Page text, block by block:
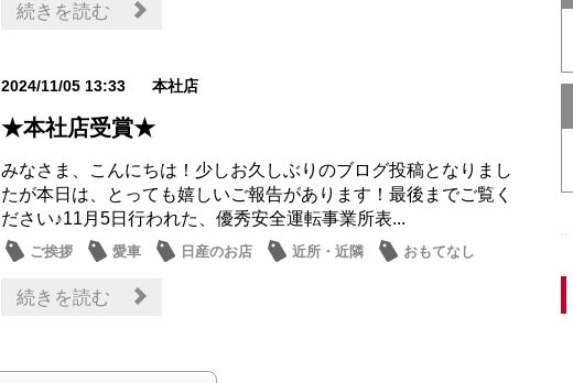
続きを読む
2024/11/05 13:33 本社店
★本社店受賞★
みなさま、こんにちは！少しお久しぶりのブログ投稿となりまし
たが本日は、とっても嬉しいご報告があります！最後までご覧く
ださい♪11月5日行われた、優秀安全運転事業所表...
ご挨拶 愛車 日産のお店 近所・近隣 おもてなし
続きを読む